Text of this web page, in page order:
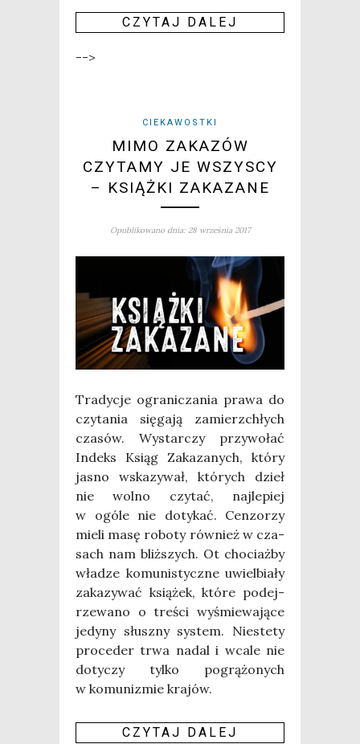
CZY­TAJ DALEJ
-->
CIEKAWOSTKI
MIMO ZAKAZÓW
CZYTAMY JE WSZYSCY
– KSIĄŻKI ZAKAZANE
Opublikowano dnia: 28 września 2017
Tra­dy­cje ogra­ni­cza­nia pra­wa do
czy­ta­nia się­ga­ją zamierz­chłych
cza­sów. Wystar­czy przy­wo­łać
Indeks Ksiąg Zaka­za­nych, któ­ry
jasno wska­zy­wał, któ­rych dzieł
nie wol­no czy­tać, naj­le­piej
w ogó­le nie doty­kać. Cen­zo­rzy
mie­li masę robo­ty rów­nież w cza­
sach nam bliż­szych. Ot cho­ciaż­by
wła­dze komu­ni­stycz­ne uwiel­bia­ły
zaka­zy­wać ksią­żek, któ­re podej­
rze­wa­no o tre­ści wyśmie­wa­ją­ce
jedy­ny słusz­ny sys­tem. Nie­ste­ty
pro­ce­der trwa nadal i wca­le nie
doty­czy tyl­ko pogrą­żo­nych
w komu­ni­zmie kra­jów.
CZY­TAJ DALEJ